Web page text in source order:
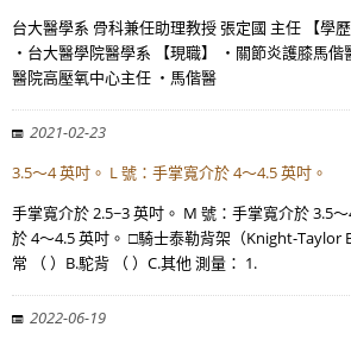
台大醫學系 骨科兼任助理教授 張定國 主任 【學
・台大醫學院醫學系 【現職】 ・關節炎護膝馬
醫院高壓氧中心主任 ・馬偕醫
2021-02-23
3.5～4 英吋。 L 號：手掌寬介於 4～4.5 英吋。
手掌寬介於 2.5~3 英吋。 M 號：手掌寬介於 3.5
於 4～4.5 英吋。 □騎士泰勒背架（Knight-Taylor
常 （ ）B.駝背 （ ）C.其他 測量： 1.
2022-06-19